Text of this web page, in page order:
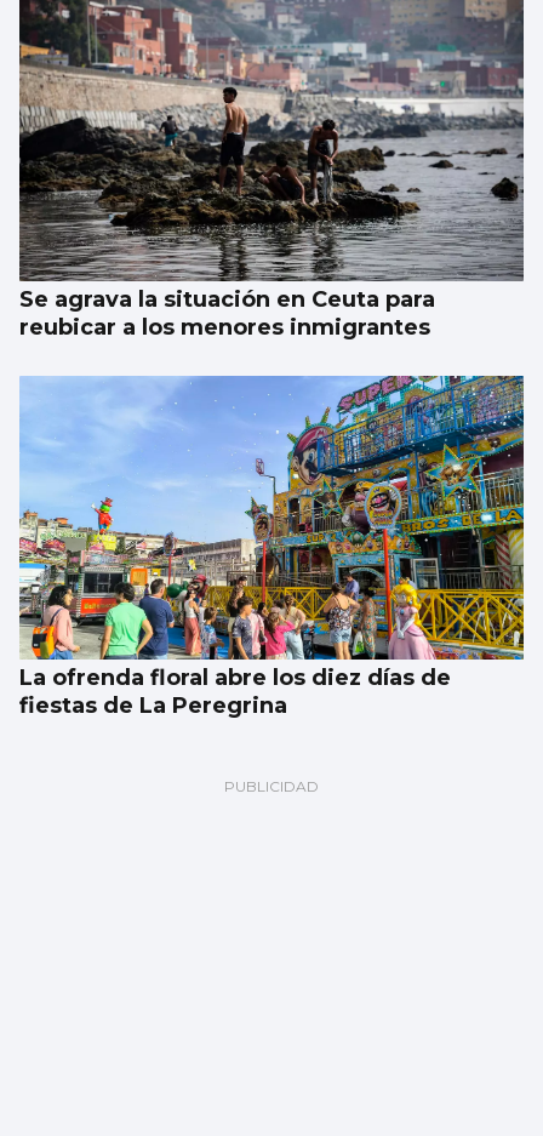
Se agrava la situación en Ceuta para
reubicar a los menores inmigrantes
La ofrenda floral abre los diez días de
fiestas de La Peregrina